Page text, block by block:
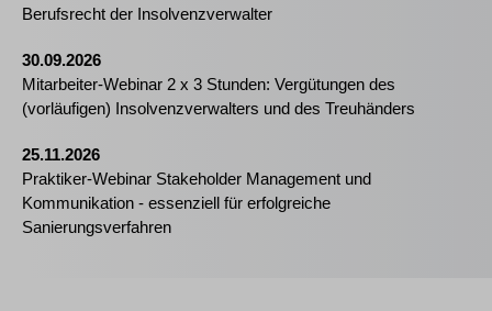
Berufsrecht der Insolvenzverwalter
30.09.2026
Mitarbeiter-Webinar 2 x 3 Stunden: Vergütungen des
(vorläufigen) Insolvenzverwalters und des Treuhänders
25.11.2026
Praktiker-Webinar Stakeholder Management und
Kommunikation - essenziell für erfolgreiche
Sanierungsverfahren